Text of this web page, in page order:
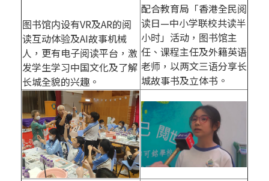
图书馆内设有VR及AR的阅
读互动体验及AI故事机械
人，更有电子阅读平台，激
发学生学习中国文化及了解
长城全貌的兴趣。
配合教育局「香港全民阅
读日—中小学联校共读半
小时」活动，图书馆主
任、课程主任及外籍英语
老师，以两文三语分享长
城故事书及立体书。